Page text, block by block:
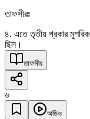
তাফসীরঃ
৪. এতে তৃতীয় প্রকার
ছিল।
তাফসীর
৬
অডিও